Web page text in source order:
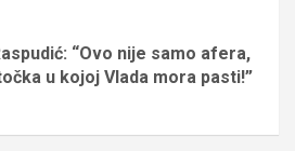
“Ovo nije samo afera,
u kojoj Vlada mora pasti!”